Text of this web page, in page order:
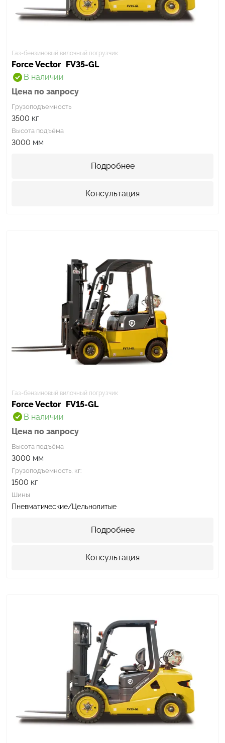
Газ-бензиновый вилочный погрузчик
Force Vector
FV35-GL
В наличии
Цена по запросу
Грузоподъемность
3500 кг
Высота подъёма
3000 мм
Подробнее
Консультация
Газ-бензиновый вилочный погрузчик
Force Vector FV15-GL
В наличии
Цена по запросу
Высота подъёма
3000 мм
Грузоподъемность, кг:
1500 кг
Шины
Пневматические/Цельнолитые
Подробнее
Консультация